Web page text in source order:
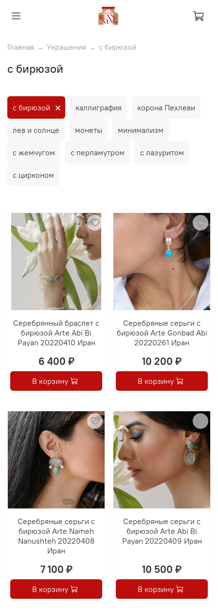
Главная Украшения с бирюзой
с бирюзой
с бирюзой каллиграфия корона Пехлеви
лев и солнце монеты минимализм
с жемчугом с перламутром с лазуритом
с цирконом
Серебрянный браслет с
бирюзой Arte Abi Bi
Payan 20220410 Иран
6 400 ₽
В корзину
Серебряные серьги с
бирюзой Arte Gonbad Abi
20220261 Иран
10 200 ₽
В корзину
Серебряные серьги с
бирюзой Arte Nameh
Nanushteh 20220408
Иран
7 100 ₽
В корзину
Серебряные серьги с
бирюзой Arte Abi Bi
Payan 20220409 Иран
10 500 ₽
В корзину